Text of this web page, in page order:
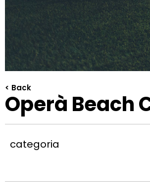
< Back
Operà Beach
categoria